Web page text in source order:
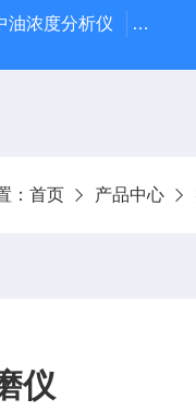
油浓度分析仪 LJ-
： 首页 产品中心
仪